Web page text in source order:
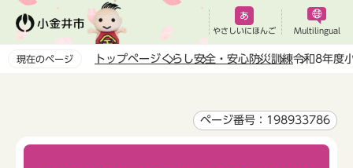
ペ
やさしいにほんご Multilingual
現在のページ トップページくらし安全・安心防災訓練令和8年度
ページ番号：198933786